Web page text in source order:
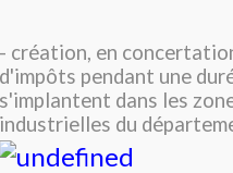
- création, en
d'impôts pendant une
s'implantent dans les
industrielles du